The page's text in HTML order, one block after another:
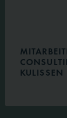
KULISSEN